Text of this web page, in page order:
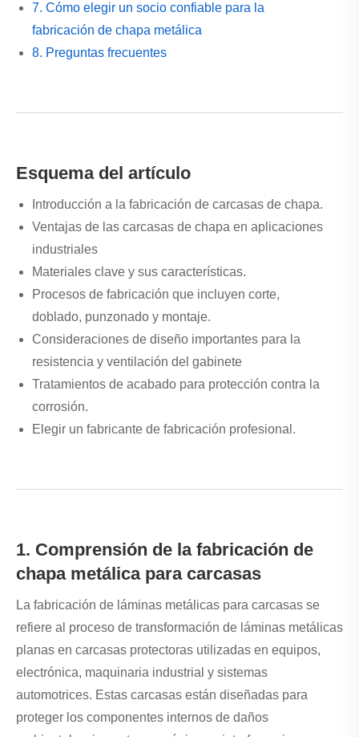
7. Cómo elegir un socio confiable para la
fabricación de chapa metálica
8. Preguntas frecuentes
Esquema del artículo
Introducción a la fabricación de carcasas de chapa.
Ventajas de las carcasas de chapa en aplicaciones
industriales
Materiales clave y sus características.
Procesos de fabricación que incluyen corte,
doblado, punzonado y montaje.
Consideraciones de diseño importantes para la
resistencia y ventilación del gabinete
Tratamientos de acabado para protección contra la
corrosión.
Elegir un fabricante de fabricación profesional.
1. Comprensión de la fabricación de
chapa metálica para carcasas
La fabricación de láminas metálicas para carcasas se
refiere al proceso de transformación de láminas metálicas
planas en carcasas protectoras utilizadas en equipos,
electrónica, maquinaria industrial y sistemas
automotrices. Estas carcasas están diseñadas para
proteger los componentes internos de daños